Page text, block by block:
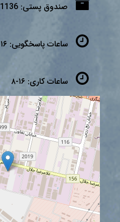
صندوق پستی: 1136-13445
ساعات پاسخگویی: ۱۶-۸
ساعات کاری: ۱۶-۸